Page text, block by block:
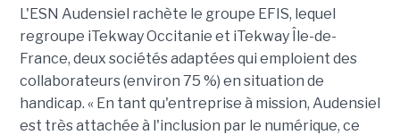
L'ESN Audensiel rachète le groupe EFIS, lequel
regroupe iTekway Occitanie et iTekway Île-de-
France, deux sociétés adaptées qui emploient des
collaborateurs (environ 75 %) en situation de
handicap. « En tant qu'entreprise à mission, Audensiel
est très attachée à l'inclusion par le numérique, ce